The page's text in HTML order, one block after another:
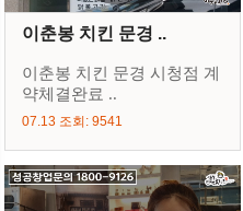
이춘봉 치킨 문경 ..
이춘봉 치킨 문경 시청점 계
약체결완료 ..
07.13 조회: 9541